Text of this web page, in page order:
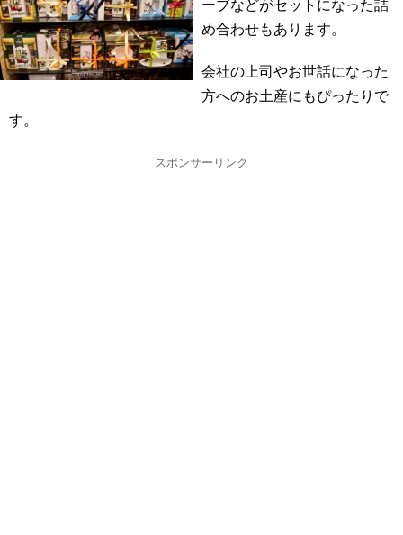
ーブなどがセットになった詰
め合わせもあります。
会社の上司やお世話になった
方へのお土産にもぴったりで
す。
スポンサーリンク